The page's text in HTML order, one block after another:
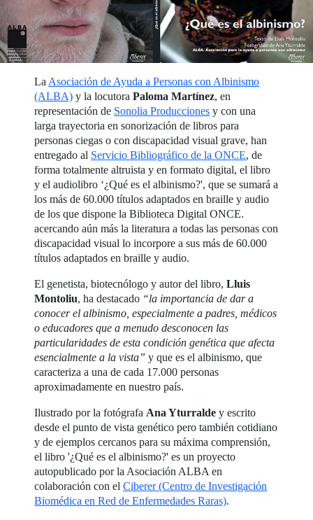
LaAsociación de Ayuda a Personas con Albinismo
(ALBA) y la locutoraPaloma Martínez, en
representación de Sonolia Producciones y con una
larga trayectoria en sonorización de libros para
personas ciegas o con discapacidad visual grave, han
entregado al Servicio Bibliográfico de la ONCE, de
forma totalmente altruista y en formato digital, el libro
y el audiolibro ‘¿Qué es el albinismo?', que se sumará a
los más de 60.000 títulos adaptados en braille y audio
de los que dispone la Biblioteca Digital ONCE.
acercando aún más la literatura a todas las personas con
discapacidad visual lo incorpore a sus más de 60.000
títulos adaptados en braille y audio.
El genetista, biotecnólogo y autor del libro,Lluis
Montoliu, ha destacado “la importancia de dar a
conocer el albinismo, especialmente a padres, médicos
o educadores que a menudo desconocen las
particularidades de esta condición genética que afecta
esencialmente a la vista” y que es el albinismo, que
caracteriza a una de cada 17.000 personas
aproximadamente en nuestro país.
Ilustrado por la fotógrafaAna Yturralde y escrito
desde el punto de vista genético pero también cotidiano
y de ejemplos cercanos para su máxima comprensión,
el libro '¿Qué es el albinismo?' es un proyecto
autopublicado por la Asociación ALBA en
colaboración con elCiberer (Centro de Investigación
Biomédica en Red de Enfermedades Raras).